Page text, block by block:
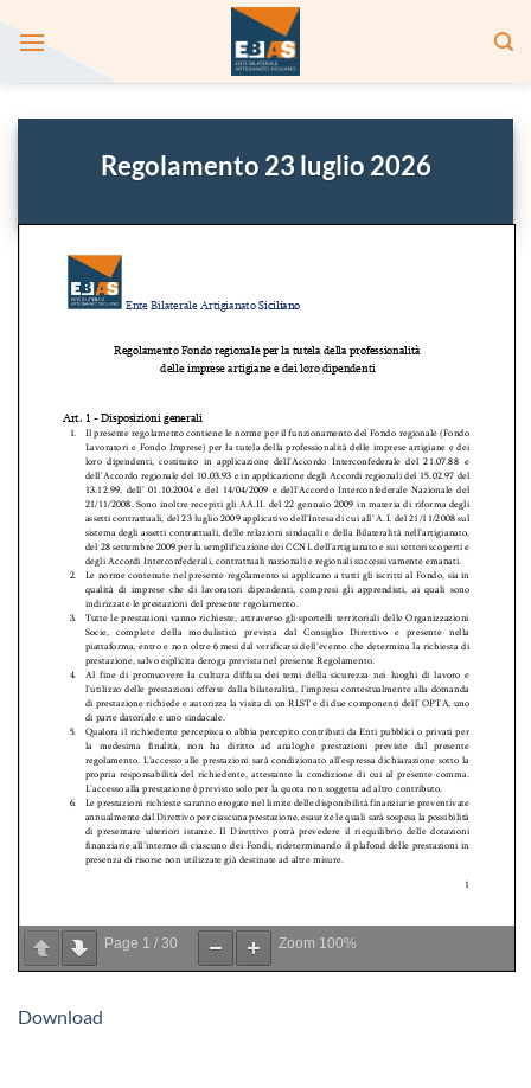
Regolamento 23 luglio 2026
Page 1 / 30 Zoom 100%
Download